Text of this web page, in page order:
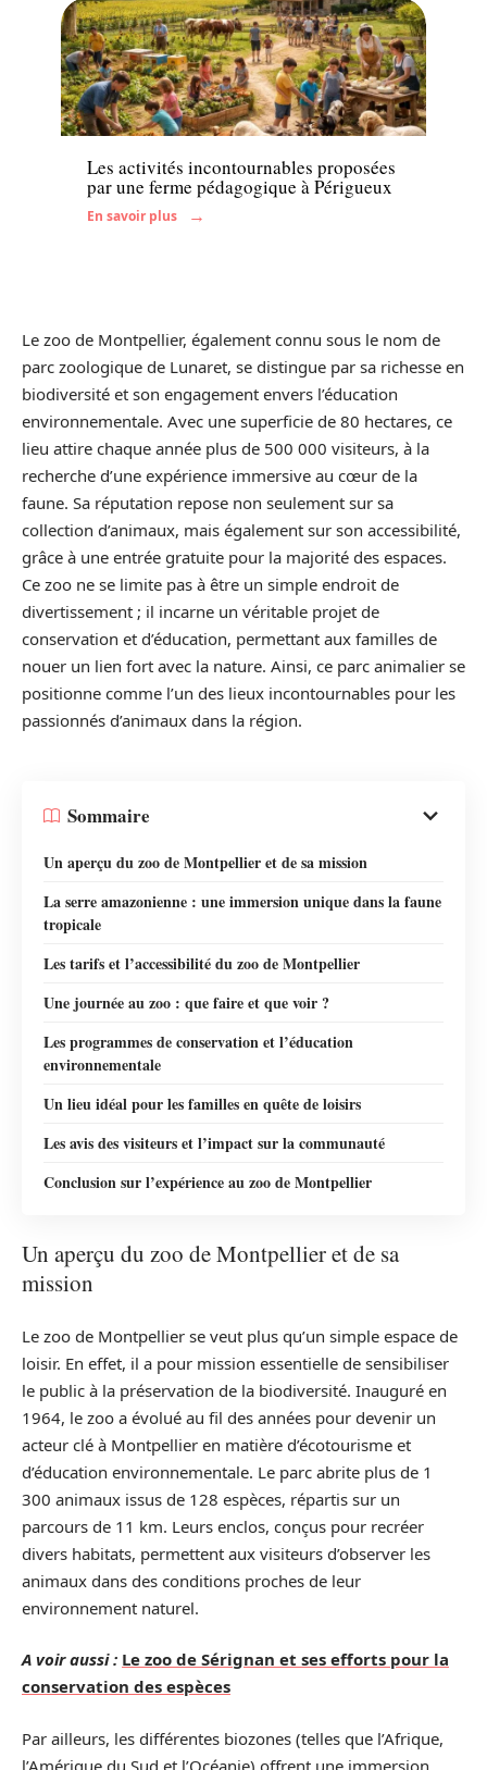
Famille
Les activités incontournables proposées
par une ferme pédagogique à Périgueux
En savoir plus
Le zoo de Montpellier, également connu sous le nom de
parc zoologique de Lunaret, se distingue par sa richesse en
biodiversité et son engagement envers l’éducation
environnementale. Avec une superficie de 80 hectares, ce
lieu attire chaque année plus de 500 000 visiteurs, à la
recherche d’une expérience immersive au cœur de la
faune. Sa réputation repose non seulement sur sa
collection d’animaux, mais également sur son accessibilité,
grâce à une entrée gratuite pour la majorité des espaces.
Ce zoo ne se limite pas à être un simple endroit de
divertissement ; il incarne un véritable projet de
conservation et d’éducation, permettant aux familles de
nouer un lien fort avec la nature. Ainsi, ce parc animalier se
positionne comme l’un des lieux incontournables pour les
passionnés d’animaux dans la région.
Sommaire
Un aperçu du zoo de Montpellier et de sa mission
La serre amazonienne : une immersion unique dans la faune
tropicale
Les tarifs et l’accessibilité du zoo de Montpellier
Une journée au zoo : que faire et que voir ?
Les programmes de conservation et l’éducation
environnementale
Un lieu idéal pour les familles en quête de loisirs
Les avis des visiteurs et l’impact sur la communauté
Conclusion sur l’expérience au zoo de Montpellier
Un aperçu du zoo de Montpellier et de sa
mission
Le zoo de Montpellier se veut plus qu’un simple espace de
loisir. En effet, il a pour mission essentielle de sensibiliser
le public à la préservation de la biodiversité. Inauguré en
1964, le zoo a évolué au fil des années pour devenir un
acteur clé à Montpellier en matière d’écotourisme et
d’éducation environnementale. Le parc abrite plus de 1
300 animaux issus de 128 espèces, répartis sur un
parcours de 11 km. Leurs enclos, conçus pour recréer
divers habitats, permettent aux visiteurs d’observer les
animaux dans des conditions proches de leur
environnement naturel.
A voir aussi : Le zoo de Sérignan et ses efforts pour la
conservation des espèces
Par ailleurs, les différentes biozones (telles que l’Afrique,
l’Amérique du Sud et l’Océanie) offrent une immersion